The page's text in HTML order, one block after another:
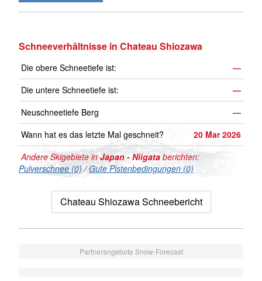
Schneeverhältnisse in Chateau Shiozawa
Die obere Schneetiefe ist:
—
Die untere Schneetiefe ist:
—
Neuschneetiefe Berg
—
Wann hat es das letzte Mal geschneit?
20 Mar 2026
Andere Skigebiete inJapan - Niigata berichten:
Pulverschnee (0)/Gute Pistenbedingungen (0)
Chateau Shiozawa Schneebericht
Partnerangebote Snow-Forecast